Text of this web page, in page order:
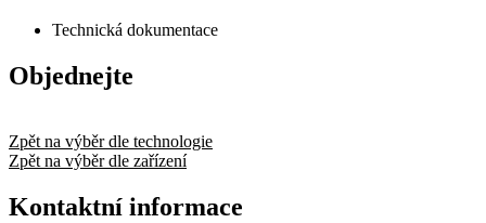
Technická dokumentace
Objednejte
Zpět na výběr dle technologie
Zpět na výběr dle zařízení
Kontaktní informace